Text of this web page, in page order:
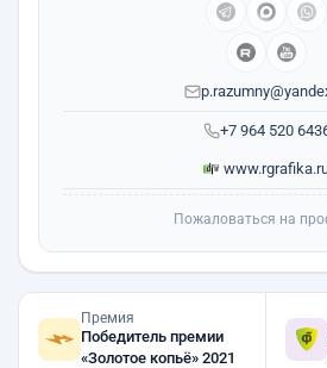
+7 964 520
Пожаловаться на
Премия
Победитель премии
«Золотое копьё» 2021